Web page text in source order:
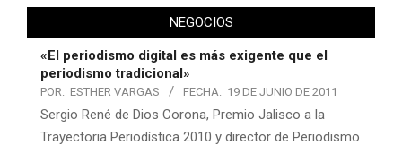
NEGOCIOS
«El periodismo digital es más exigente que el
periodismo tradicional»
POR: ESTHER VARGAS FECHA: 19 DE JUNIO DE 2011
Sergio René de Dios Corona, Premio Jalisco a la
Trayectoria Periodística 2010 y director de Periodismo